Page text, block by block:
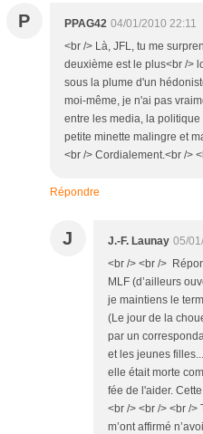
P PPAG42 04/01/2010 22:11
<br /> Là, JFL, tu me
deuxième est le plus<br />
sous la plume d'un
moi-même, je n'ai pas
entre les media, la
petite minette malingre et
<br /> Cordialement.<br />
Répondre
J J.-F. Launay 05/
<br /> <br />
MLF (d’ailleurs
je maintiens le
(Le jour de la
par un
et les jeunes
elle était morte
fée de l'aider.
<br /> <br /> <br /
m’ont affirmé